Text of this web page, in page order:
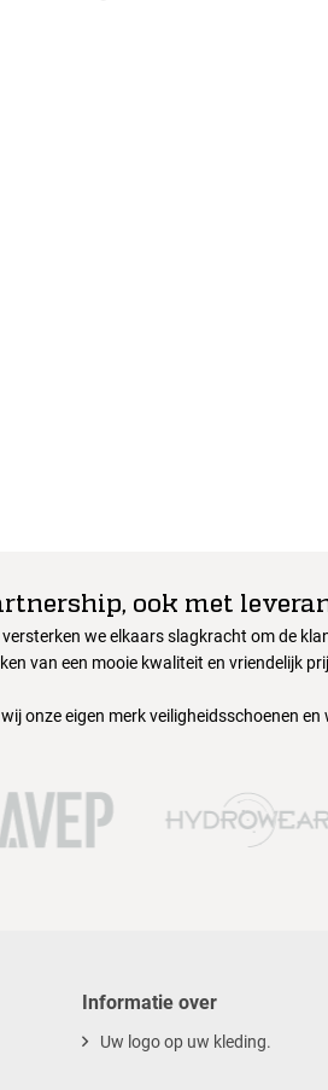
ook met
we elkaars slagkracht om de
van een mooie kwaliteit en vriendelijk
onze eigen merk veiligheidsschoenen en
Informatie over
Uw logo op uw kleding.